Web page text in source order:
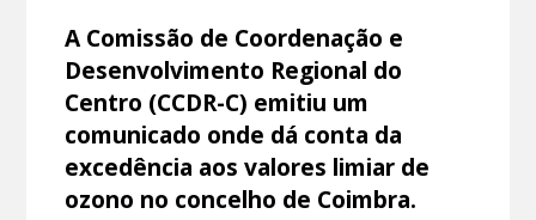
A Comissão de Coordenação e
Desenvolvimento Regional do
Centro (CCDR-C) emitiu um
comunicado onde dá conta da
excedência aos valores limiar de
ozono no concelho de Coimbra.